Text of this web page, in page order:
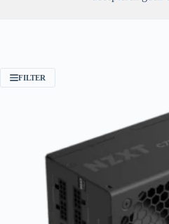
FILTER